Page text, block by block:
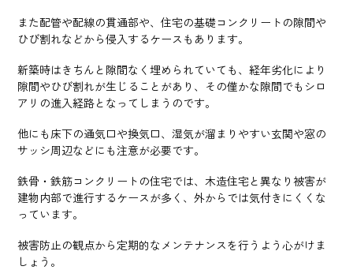
また配管や配線の貫通部や、住宅の基礎コンクリートの隙間や
ひび割れなどから侵入するケースもあります。
新築時はきちんと隙間なく埋められていても、経年劣化により
隙間やひび割れが生じることがあり、その僅かな隙間でもシロ
アリの進入経路となってしまうのです。
他にも床下の通気口や換気口、湿気が溜まりやすい玄関や窓の
サッシ周辺などにも注意が必要です。
鉄骨・鉄筋コンクリートの住宅では、木造住宅と異なり被害が
建物内部で進行するケースが多く、外からでは気付きにくくな
っています。
被害防止の観点から定期的なメンテナンスを行うよう心がけま
しょう。